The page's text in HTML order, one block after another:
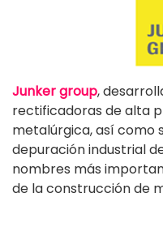
Junker group,
rectificadoras de alta
metalúrgica, así como
depuración industrial
nombres más
de la construcción de